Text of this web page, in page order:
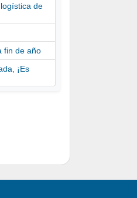
de
fin de año
¡Es